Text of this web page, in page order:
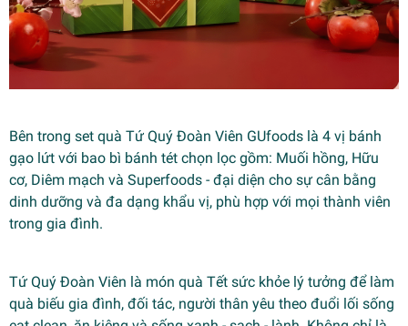
Bên trong set quà Tứ Quý Đoàn Viên GUfoods là 4 vị bánh
gạo lứt với bao bì bánh tét chọn lọc gồm: Muối hồng, Hữu
cơ, Diêm mạch và Superfoods - đại diện cho sự cân bằng
dinh dưỡng và đa dạng khẩu vị, phù hợp với mọi thành viên
trong gia đình.
Tứ Quý Đoàn Viên là món quà Tết sức khỏe lý tưởng để làm
quà biếu gia đình, đối tác, người thân yêu theo đuổi lối sống